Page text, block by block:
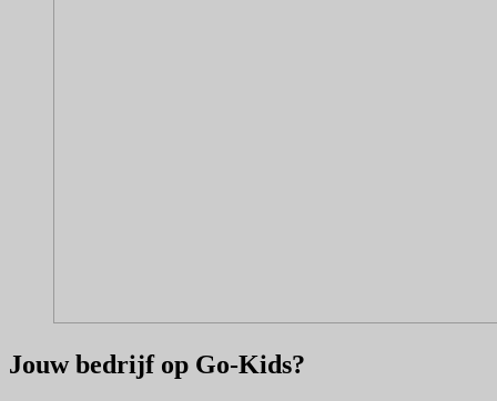
Jouw bedrijf op Go-Kids?